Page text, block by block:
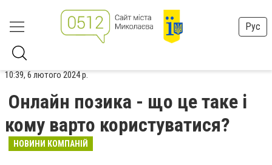
Рус
10:39, 6 лютого 2024 р.
Онлайн позика - що це таке і
кому варто користуватися?
НОВИНИ КОМПАНІЙ